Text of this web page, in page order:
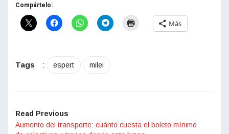
Compártelo:
Más
Tags : espert milei
Read Previous
Aumento del transporte: cuánto cuesta el boleto mínimo